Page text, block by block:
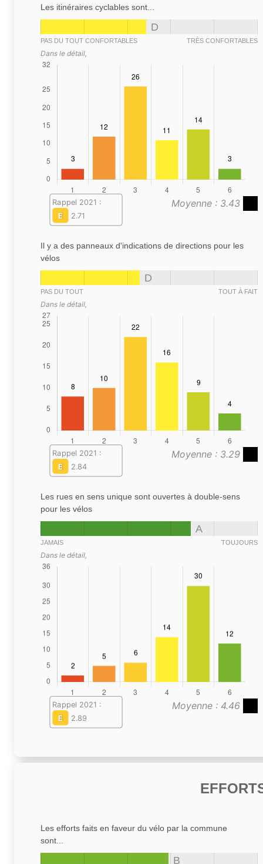
Les itinéraires cyclables sont...
D
PAS DU TOUT CONFORTABLES TRÈS CONFORTABLES
Dans le détail,
Moyenne : 3.43
Rappel 2021 :
E
2.71
Il y a des panneaux d'indications de directions pour les
vélos
D
PAS DU TOUT TOUT À FAIT
Dans le détail,
Moyenne : 3.29
Rappel 2021 :
E
2.84
Les rues en sens unique sont ouvertes à double-sens
pour les vélos
A
JAMAIS TOUJOURS
Dans le détail,
Moyenne : 4.46
Rappel 2021 :
E
2.89
Les efforts faits en faveur du vélo par la commune
sont...
B